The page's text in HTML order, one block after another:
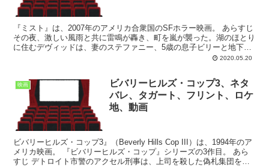
『ミスト』は、2007年のアメリカ合衆国のSFホラー映画。 あらすじ
その夜、激しい風雨と共に雷鳴が轟き、町を嵐が襲った。湖のほとり
に住むデヴィッドは、妻のステファニー、5歳の息子ビリーと地下室
2020.05.20
映画
ビバリーヒルズ・コップ3、ネタ
バレ、タガート、フリント、ロケ
地、動画
ビバリーヒルズ・コップ3』（Beverly Hills Cop III）は、1994年のア
メリカ映画。 『ビバリーヒルズ・コップ』シリーズの3作目。 あら
すじ デトロイト市警のアクセル刑事は、上司を殺した偽札集団を追